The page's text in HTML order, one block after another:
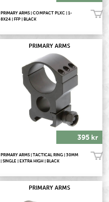
PRIMARY ARMS | COMPACT PLXC | 1-
8X24 | FFP | BLACK
Köp!
PRIMARY ARMS
395 kr
PRIMARY ARMS | TACTICAL RING | 30MM
| SINGLE | EXTRA HIGH | BLACK
Köp!
PRIMARY ARMS